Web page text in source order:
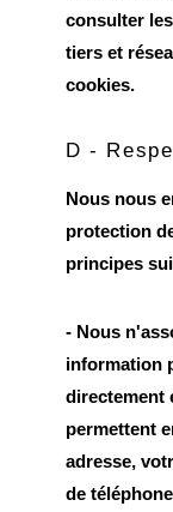
consulter
tiers et
cookies.
D -
Nous nous
protection
principes
- Nous
information
directement
permettent
adresse,
de